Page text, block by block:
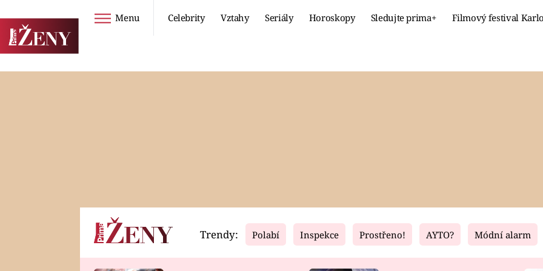
Menu Celebrity Vztahy Seriály Horoskopy Sledujte prima+ Filmový festival
Horoskopy Video Fresh Living
Trendy: Polabí Inspekce Prostřeno! AYTO? Módní alarm